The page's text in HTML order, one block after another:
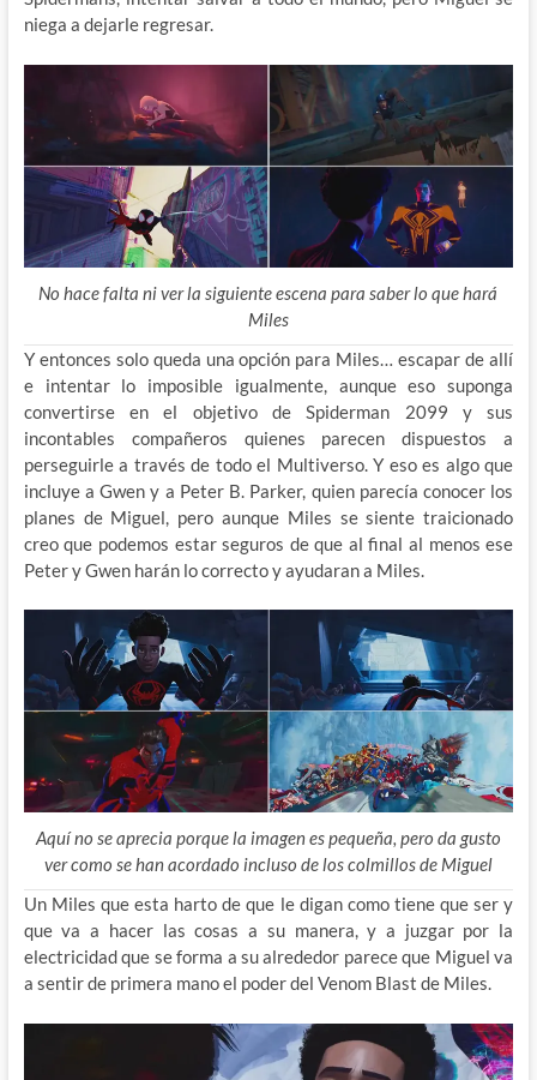
niega a dejarle regresar.
No hace falta ni ver la siguiente escena para saber lo que hará
Miles
Y entonces solo queda una opción para Miles… escapar de allí
e intentar lo imposible igualmente, aunque eso suponga
convertirse en el objetivo de Spiderman 2099 y sus
incontables compañeros quienes parecen dispuestos a
perseguirle a través de todo el Multiverso. Y eso es algo que
incluye a Gwen y a Peter B. Parker, quien parecía conocer los
planes de Miguel, pero aunque Miles se siente traicionado
creo que podemos estar seguros de que al final al menos ese
Peter y Gwen harán lo correcto y ayudaran a Miles.
Aquí no se aprecia porque la imagen es pequeña, pero da gusto
ver como se han acordado incluso de los colmillos de Miguel
Un Miles que esta harto de que le digan como tiene que ser y
que va a hacer las cosas a su manera, y a juzgar por la
electricidad que se forma a su alrededor parece que Miguel va
a sentir de primera mano el poder del Venom Blast de Miles.